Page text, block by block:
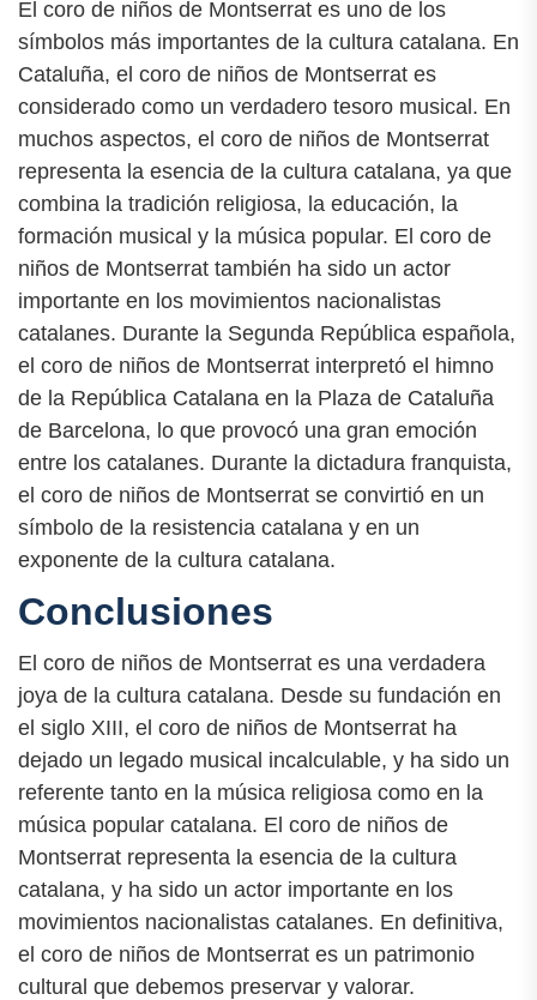
El coro de niños de Montserrat es uno de los
símbolos más importantes de la cultura catalana. En
Cataluña, el coro de niños de Montserrat es
considerado como un verdadero tesoro musical. En
muchos aspectos, el coro de niños de Montserrat
representa la esencia de la cultura catalana, ya que
combina la tradición religiosa, la educación, la
formación musical y la música popular. El coro de
niños de Montserrat también ha sido un actor
importante en los movimientos nacionalistas
catalanes. Durante la Segunda República española,
el coro de niños de Montserrat interpretó el himno
de la República Catalana en la Plaza de Cataluña
de Barcelona, lo que provocó una gran emoción
entre los catalanes. Durante la dictadura franquista,
el coro de niños de Montserrat se convirtió en un
símbolo de la resistencia catalana y en un
exponente de la cultura catalana.
Conclusiones
El coro de niños de Montserrat es una verdadera
joya de la cultura catalana. Desde su fundación en
el siglo XIII, el coro de niños de Montserrat ha
dejado un legado musical incalculable, y ha sido un
referente tanto en la música religiosa como en la
música popular catalana. El coro de niños de
Montserrat representa la esencia de la cultura
catalana, y ha sido un actor importante en los
movimientos nacionalistas catalanes. En definitiva,
el coro de niños de Montserrat es un patrimonio
cultural que debemos preservar y valorar.